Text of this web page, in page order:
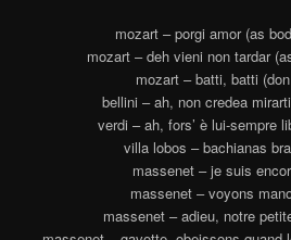
mozart – porgi amor (as
mozart – deh vieni non tardar
mozart – batti, batti
bellini – ah, non credea
verdi – ah, fors’ è lui-sempre
villa lobos – bachianas
massenet – je suis
massenet – voyons
massenet – adieu, notre